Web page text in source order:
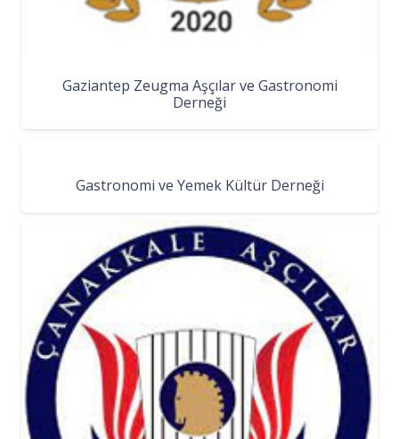
Gaziantep Zeugma Aşçılar ve Gastronomi
Derneği
Gastronomi ve Yemek Kültür Derneği